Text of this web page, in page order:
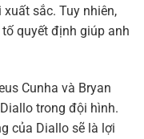
sắc. Tuy nhiên,
quyết định giúp anh
Cunha và Bryan
trong đội hình.
của Diallo sẽ là lợi